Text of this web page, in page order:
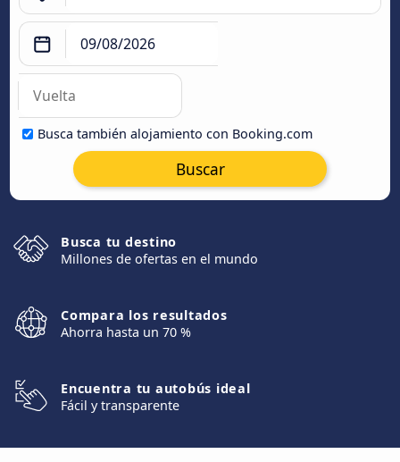
Busca también alojamiento con Booking.com
Buscar
Busca tu destino
Millones de ofertas en el mundo
Compara los resultados
Ahorra hasta un 70 %
Encuentra tu autobús ideal
Fácil y transparente